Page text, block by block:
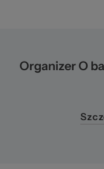
Organizer O